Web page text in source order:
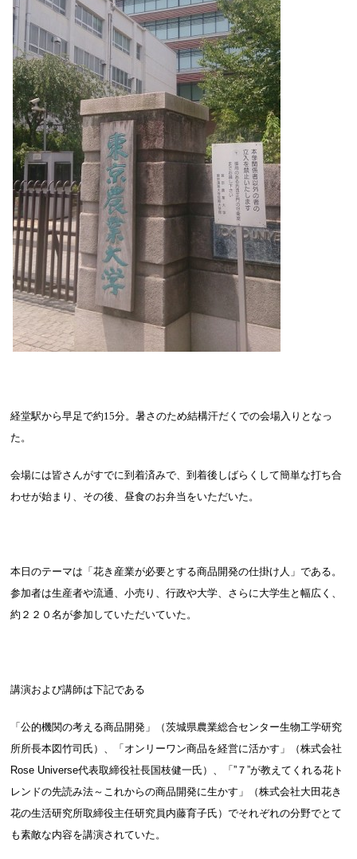
経堂駅から早足で約15分。暑さのため結構汗だくでの会場入りとなっ
た。
会場には皆さんがすでに到着済みで、到着後しばらくして簡単な打ち合
わせが始まり、その後、昼食のお弁当をいただいた。
本日のテーマは「花き産業が必要とする商品開発の仕掛け人」である。
参加者は生産者や流通、小売り、行政や大学、さらに大学生と幅広く、
約２２０名が参加していただいていた。
講演および講師は下記である
「公的機関の考える商品開発」（茨城県農業総合センター生物工学研究
所所長本図竹司氏）、「オンリーワン商品を経営に活かす」（株式会社
Rose Universe代表取締役社長国枝健一氏）、「”７”が教えてくれる花ト
レンドの先読み法～これからの商品開発に生かす」（株式会社大田花き
花の生活研究所取締役主任研究員内藤育子氏）でそれぞれの分野でとて
も素敵な内容を講演されていた。